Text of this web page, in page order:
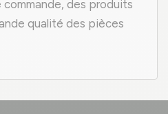
des produits
qualité des pièces